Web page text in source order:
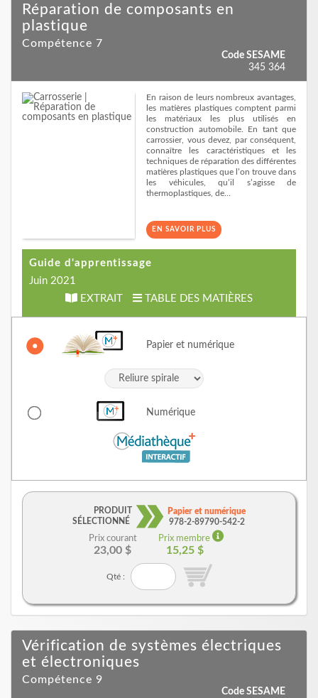
Réparation de composants en
plastique
Compétence 7
Code SESAME
345 364
En raison de leurs nombreux avantages,
les matières plastiques comptent parmi
les matériaux les plus utilisés en
construction automobile. En tant que
carrossier, vous devez, par conséquent,
connaître les caractéristiques et les
techniques de réparation des différentes
matières plastiques que l’on trouve dans
les véhicules, qu’il s’agisse de
thermoplastiques, de…
EN SAVOIR PLUS
Guide d'apprentissage
Juin 2021
EXTRAIT
TABLE DES MATIÈRES
Papier et numérique
Numérique
PRODUIT
SÉLECTIONNÉ
Papier et numérique
978-2-89790-542-2
Prix courant
23,00 $
Prix membre
15,25 $
Qté :
Vérification de systèmes électriques
et électroniques
Compétence 9
Code SESAME